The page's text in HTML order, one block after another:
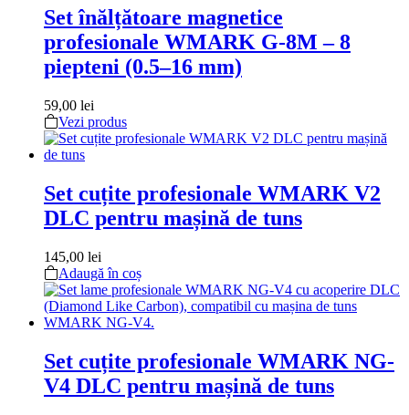
Set înălțătoare magnetice
profesionale WMARK G-8M – 8
piepteni (0.5–16 mm)
59,00 lei
Vezi produs
Set cuțite profesionale WMARK V2
DLC pentru mașină de tuns
145,00 lei
Adaugă în coș
Set cuțite profesionale WMARK NG-
V4 DLC pentru mașină de tuns